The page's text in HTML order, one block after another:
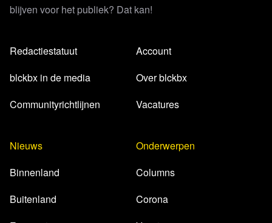
blijven voor het publiek? Dat kan!
Redactiestatuut
blckbx in de media
Communityrichtlijnen
Account
Over blckbx
Vacatures
Nieuws
Binnenland
Buitenland
Onderwerpen
Columns
Corona